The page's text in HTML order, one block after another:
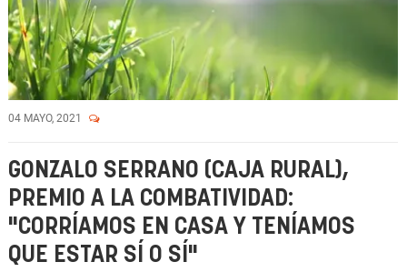
04 MAYO, 2021
GONZALO SERRANO (CAJA RURAL),
PREMIO A LA COMBATIVIDAD:
"CORRÍAMOS EN CASA Y TENÍAMOS
QUE ESTAR SÍ O SÍ"